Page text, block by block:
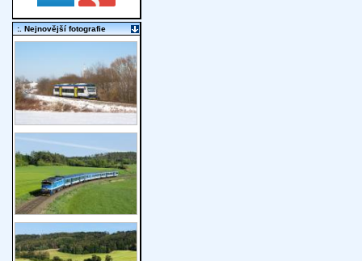
:. Nejnovější fotografie